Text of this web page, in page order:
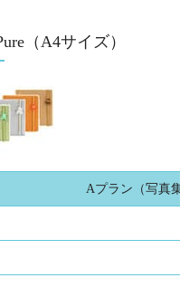
（A4サイズ）
Aプラン（写真集